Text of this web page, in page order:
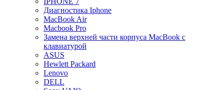
Диагностика Iphone
MacBook Air
Macbook Pro
Замена верхней части корпуса MacBook с
клавиатурой
ASUS
Hewlett Packard
Lenovo
DELL